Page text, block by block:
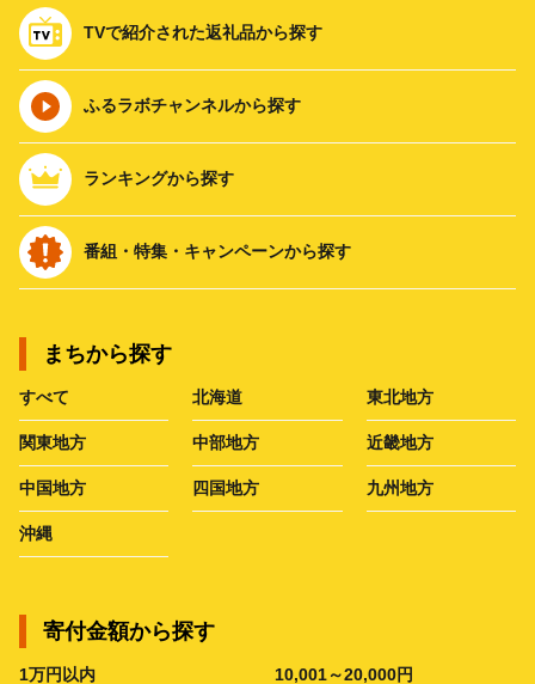
TVで紹介された返礼品から探す
ふるラボチャンネルから探す
ランキングから探す
番組・特集・キャンペーンから探す
まちから探す
すべて 北海道 東北地方
関東地方 中部地方 近畿地方
中国地方 四国地方 九州地方
沖縄
寄付金額から探す
1万円以内 10,001～20,000円